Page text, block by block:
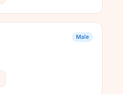
Male